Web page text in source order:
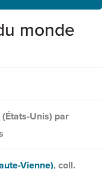
monde
Unis) par
Vienne), coll.